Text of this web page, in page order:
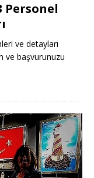
Personel
ve detayları
ve başvurunuzu